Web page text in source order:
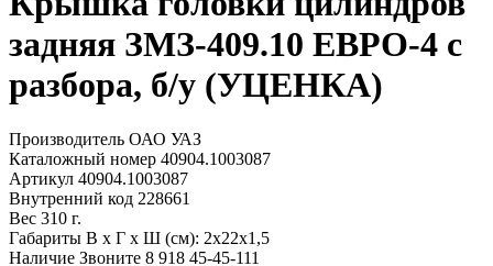
задняя ЗМЗ-409.10 ЕВРО-4 с
разбора, б/у (УЦЕНКА)
Производитель ОАО УАЗ
Каталожный номер 40904.1003087
Артикул 40904.1003087
Внутренний код 228661
Вес 310 г.
Габариты В х Г х Ш (см): 2х22х1,5
Наличие Звоните 8 918 45-45-111